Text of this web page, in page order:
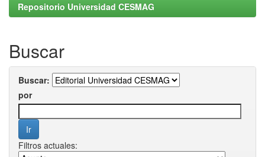
Repositorio Universidad CESMAG
Buscar
Buscar:
por
Filtros actuales: